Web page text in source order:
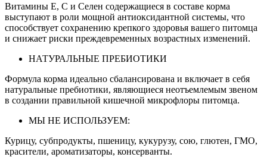
Витамины Е, С и Селен содержащиеся в составе корма
выступают в роли мощной антиоксидантной системы, что
способствует сохранению крепкого здоровья вашего питомца
и снижает риски преждевременных возрастных изменений.
НАТУРАЛЬНЫЕ ПРЕБИОТИКИ
Формула корма идеально сбалансирована и включает в себя
натуральные пребиотики, являющиеся неотъемлемым звеном
в создании правильной кишечной микрофлоры питомца.
МЫ НЕ ИСПОЛЬЗУЕМ:
Курицу, субпродукты, пшеницу, кукурузу, сою, глютен, ГМО,
красители, ароматизаторы, консерванты.